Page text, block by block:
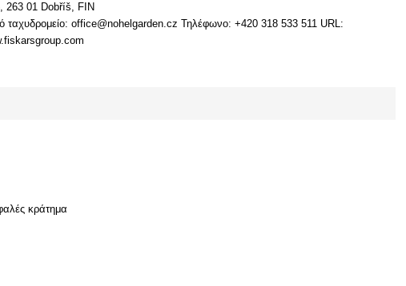
263 01 Dobříš, FIN
ταχυδρομείο: office@nohelgarden.cz Τηλέφωνο: +420 318 533 511 URL:
κράτημα